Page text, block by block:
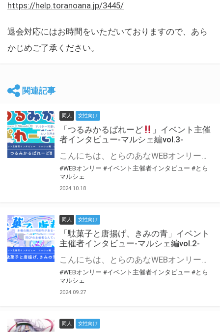
https://help.toranoana.jp/3445/
退会対応にはお時間をいただいておりますので、あら
かじめご了承ください。
関連記事
同人 女性向け
「つるみかるぱれーど
」イベント主催
者インタビュー-マルシェ編vol.3-
こんにちは、とらのあなWEBオンリー運営スタッフです。 新たにお届けする、イベント主催者インタビュー-マルシェ編-は、 とらのあなWEBオンリー「マルシェ」をご利用した主催様に 「マルシェ」を使って開催した感想や心がけをお聞きする企画です。 今回は、WEBオンリー初開催「つるみかるぱれーど
#WEBオンリー #イベント主催者インタビュー #とら
マルシェ
2024.10.18
同人 女性向け
「駄菓子と唐揚げ、きみの青」イベント
主催者インタビュー-マルシェ編vol.2-
こんにちは、とらのあなWEBオンリー運営スタッフです。 新たにお届けする、イベント主催者インタビュー-マルシェ編-は、 とらのあなWEBオンリー「マルシェ」をご利用の主催様に 「マルシェ」を使ってイベントを開催した感想や心がけをお聞きする企画です。 今回は、WEBオンリー初開催「駄菓子と唐揚げ、きみの青」より、 主催のぎこ六屋様にお話を伺いました。 協力：ぎこ六屋様／イベント公式Twitter（@krkgwks） とらのあなWEBオンリー「マルシェ」とは？ WEBオンリーでリアルタイムでコミュニケーションがとれるオンライン会場です。
#WEBオンリー #イベント主催者インタビュー #とら
マルシェ
2024.09.27
同人 女性向け